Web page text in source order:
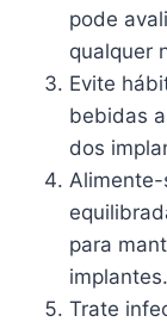
pode
qualquer
Evite
bebidas
dos
para
implantes.
Trate